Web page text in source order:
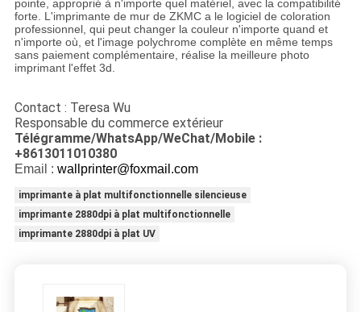
pointe, approprié à n'importe quel matériel, avec la compatibilité
forte. L'imprimante de mur de ZKMC a le logiciel de coloration
professionnel, qui peut changer la couleur n'importe quand et
n'importe où, et l'image polychrome complète en même temps
sans paiement complémentaire, réalise la meilleure photo
imprimant l'effet 3d.
Contact : Teresa Wu
Responsable du commerce extérieur
Télégramme/WhatsApp/WeChat/Mobile :
+8613011010380
Email : wallprinter@foxmail.com
imprimante à plat multifonctionnelle silencieuse
imprimante 2880dpi à plat multifonctionnelle
imprimante 2880dpi à plat UV